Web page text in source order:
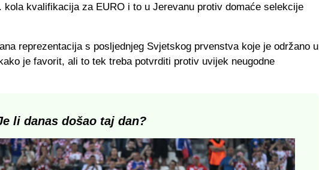
kola kvalifikacija za EURO i to u Jerevanu protiv domaće selekcije
reprezentacija s posljednjeg Svjetskog prvenstva koje je održano u
je favorit, ali to tek treba potvrditi protiv uvijek neugodne
li danas došao taj dan?